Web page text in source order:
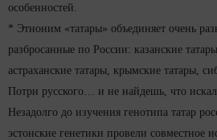
особенностей.
* Этноним «татары» объединяет очень
разбросанные по России: казанские
астраханские татары, крымские татары,
Потри русского… и не найдешь, что искал
Незадолго до изучения генотипа татар
эстонские генетики провели совместное